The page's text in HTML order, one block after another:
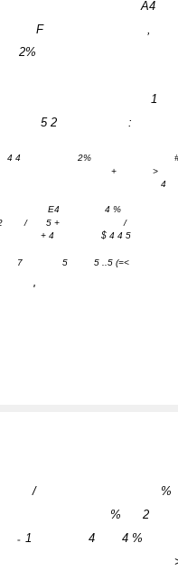
A4
F
,
2%
1
5 2 :
4 4 2%
+
>
4
E4
4 %
/ 5 +
/
+ 4
$ 4 4 5
7 5 5 ..5 (=<
'
/
%
%
2
= 1 4 4 %